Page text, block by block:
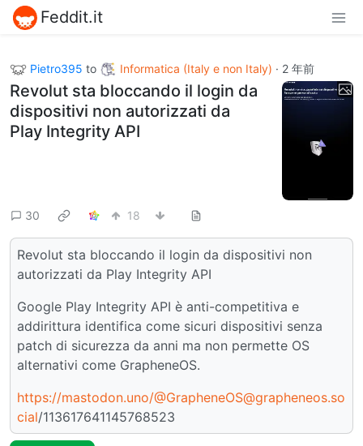
Feddit.it
Pietro395 to Informatica (Italy e non Italy) · 2 年前
Revolut sta bloccando il login da
dispositivi non autorizzati da
Play Integrity API
30 18
Revolut sta bloccando il login da dispositivi non
autorizzati da Play Integrity API
Google Play Integrity API è anti-competitiva e
addirittura identifica come sicuri dispositivi senza
patch di sicurezza da anni ma non permette OS
alternativi come GrapheneOS.
https://mastodon.uno/@GrapheneOS@grapheneos.so
cial/113617641145768523